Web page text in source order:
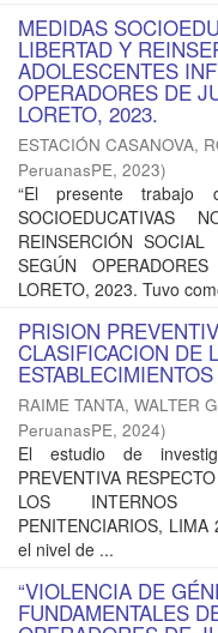
MEDIDAS
LIBERTAD Y
ADOLESCENTES
OPERADORES DE
LORETO, 2023.
ESTACIÓN CASANOVA,
PeruanasPE, 2023)
“El presente trabajo
SOCIOEDUCATIVAS
REINSERCIÓN SOCIAL
SEGÚN
LORETO, 2023. Tuvo
PRISION
CLASIFICACION DE
RAIME TANTA, WALTER
PeruanasPE, 2024)
El estudio de
PREVENTIVA
LOS INTERNOS
PENITENCIARIOS,
el nivel de ...
“VIOLENCIA DE
FUNDAMENTALES